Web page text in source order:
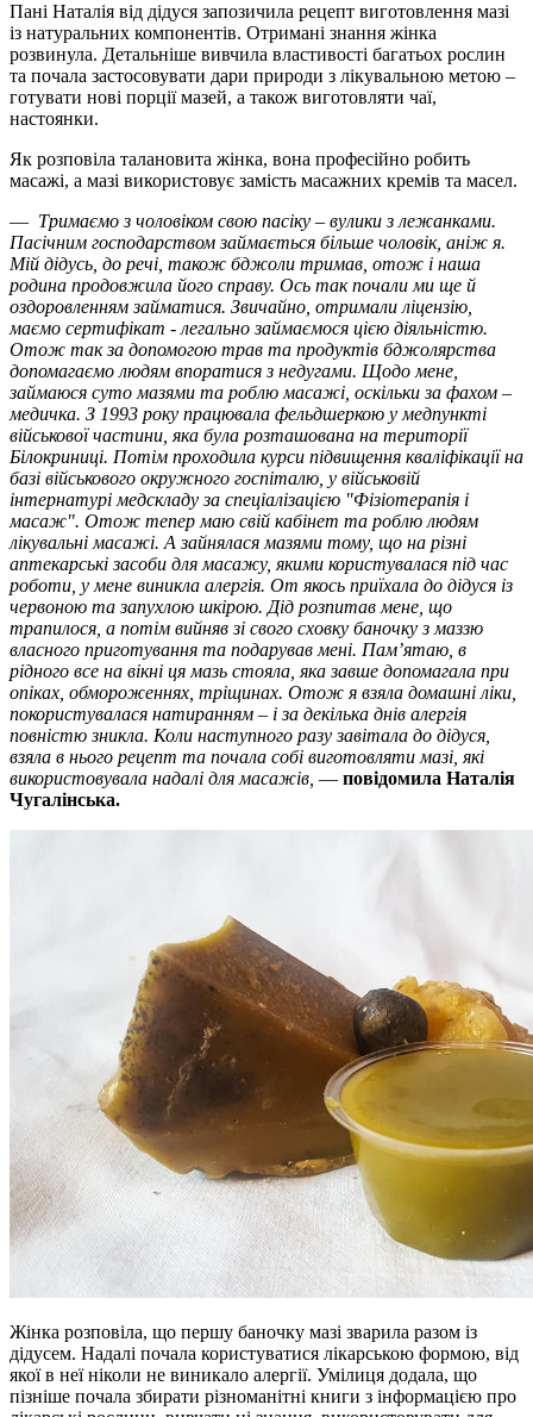
Пані Наталія від дідуся запозичила рецепт виготовлення мазі
із натуральних компонентів. Отримані знання жінка
розвинула. Детальніше вивчила властивості багатьох рослин
та почала застосовувати дари природи з лікувальною метою –
готувати нові порції мазей, а також виготовляти чаї,
настоянки.
Як розповіла талановита жінка, вона професійно робить
масажі, а мазі використовує замість масажних кремів та масел.
— Тримаємо з чоловіком свою пасіку – вулики з лежанками.
Пасічним господарством займається більше чоловік, аніж я.
Мій дідусь, до речі, також бджоли тримав, отож і наша
родина продовжила його справу. Ось так почали ми ще й
оздоровленням займатися. Звичайно, отримали ліцензію,
маємо сертифікат - легально займаємося цією діяльністю.
Отож так за допомогою трав та продуктів бджолярства
допомагаємо людям впоратися з недугами. Щодо мене,
займаюся суто мазями та роблю масажі, оскільки за фахом –
медичка. З 1993 року працювала фельдшеркою у медпункті
військової частини, яка була розташована на території
Білокриниці. Потім проходила курси підвищення кваліфікації на
базі військового окружного госпіталю, у військовій
інтернатурі медскладу за спеціалізацією "Фізіотерапія і
масаж". Отож тепер маю свій кабінет та роблю людям
лікувальні масажі. А зайнялася мазями тому, що на різні
аптекарські засоби для масажу, якими користувалася під час
роботи, у мене виникла алергія. От якось приїхала до дідуся із
червоною та запухлою шкірою. Дід розпитав мене, що
трапилося, а потім вийняв зі свого сховку баночку з маззю
власного приготування та подарував мені. Пам’ятаю, в
рідного все на вікні ця мазь стояла, яка завше допомагала при
опіках, обмороженнях, тріщинах. Отож я взяла домашні ліки,
покористувалася натиранням – і за декілька днів алергія
повністю зникла. Коли наступного разу завітала до дідуся,
взяла в нього рецепт та почала собі виготовляти мазі, які
використовувала надалі для масажів, — повідомила Наталія
Чугалінська.
Жінка розповіла, що першу баночку мазі зварила разом із
дідусем. Надалі почала користуватися лікарською формою, від
якої в неї ніколи не виникало алергії. Умілиця додала, що
пізніше почала збирати різноманітні книги з інформацією про